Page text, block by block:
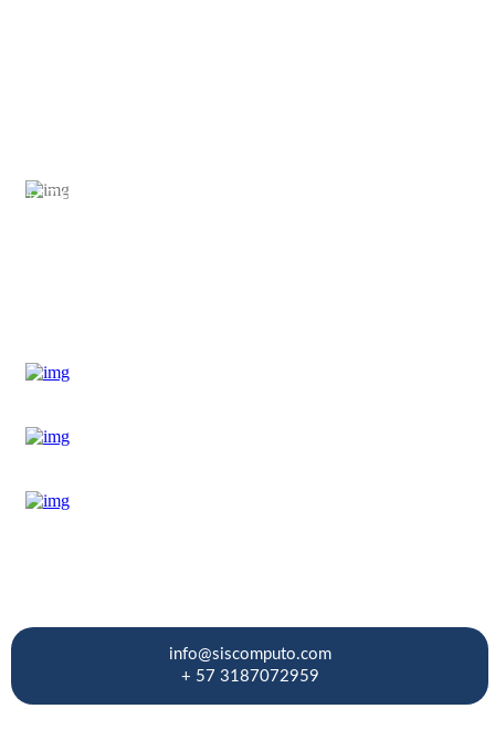
+57 (601) – 6242201 – +57 (601) – 6242202
info@siscomputo.com
+ 57 3187072959